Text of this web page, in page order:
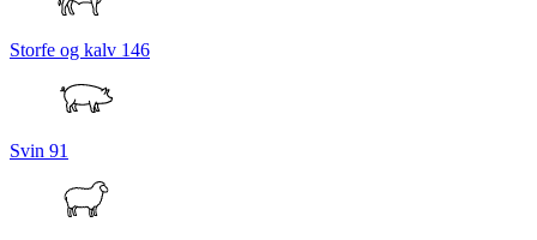
Storfe og kalv 146
Svin 91